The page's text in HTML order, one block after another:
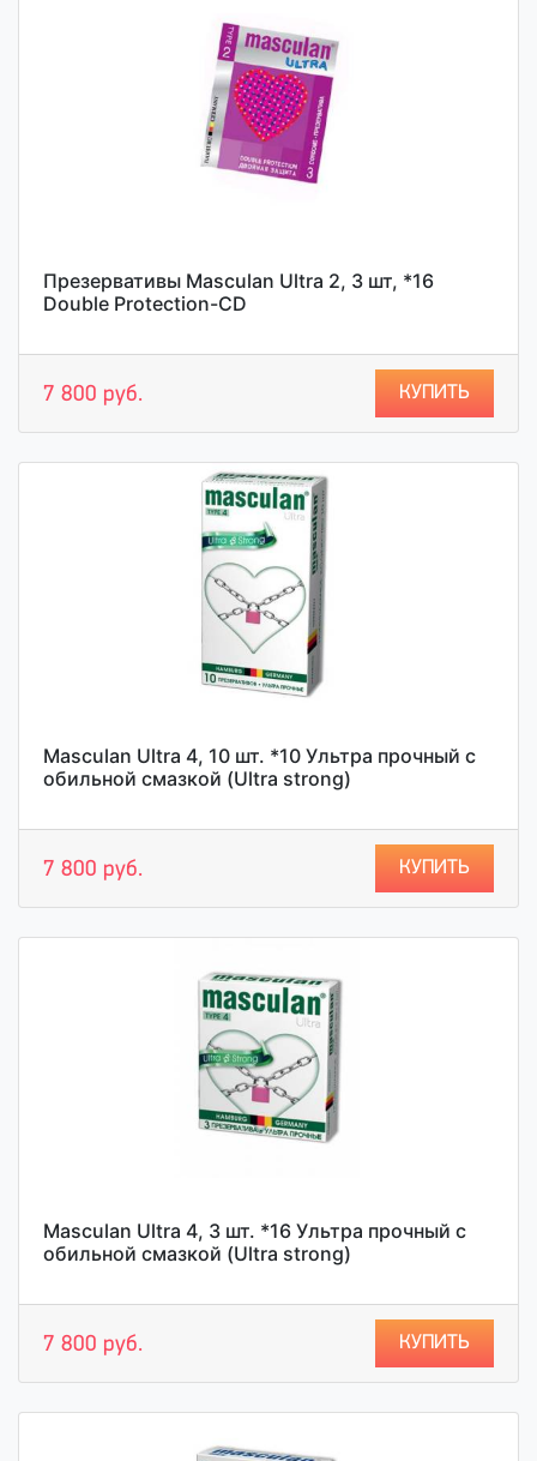
Презервативы Masculan Ultra 2, 3 шт, *16
Double Protection-CD
7 800 руб. КУПИТЬ
Masculan Ultra 4, 10 шт. *10 Ультра прочный с
обильной смазкой (Ultra strong)
7 800 руб. КУПИТЬ
Masculan Ultra 4, 3 шт. *16 Ультра прочный с
обильной смазкой (Ultra strong)
7 800 руб. КУПИТЬ